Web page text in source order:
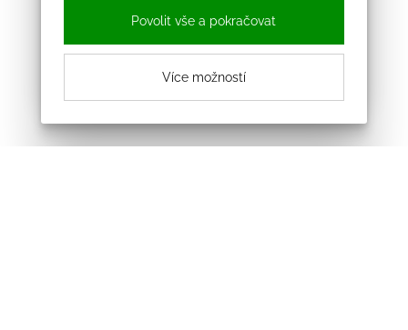
Povolit vše a pokračovat
Více možností